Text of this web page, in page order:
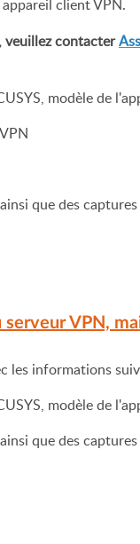
client VPN.
veuillez contacter
modèle de
que des captures
VPN,
les informations
modèle de
que des captures